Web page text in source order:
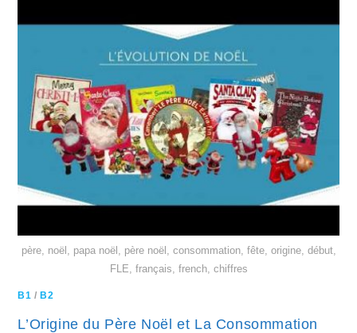
père, noël, papa noël, père noël, consommation, fête, origine, début,
FLE, français, french, chiffres
B1 /B2
L’Origine du Père Noël et La Consommation